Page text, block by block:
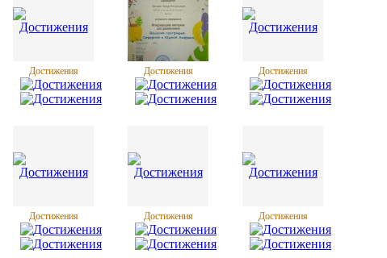
Достижения Достижения Достижения
Достижения Достижения Достижения